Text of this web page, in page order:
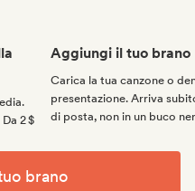
2 $
Aggiungi il tuo brano
Carica la tua canzone o
presentazione. Arriva
di posta, non in un buco
brano